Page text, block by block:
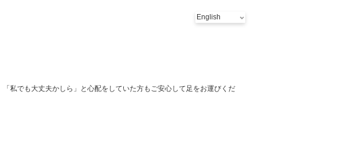
私でも大丈夫かしら」と心配をしていた方もご安心して足をお運びくだ